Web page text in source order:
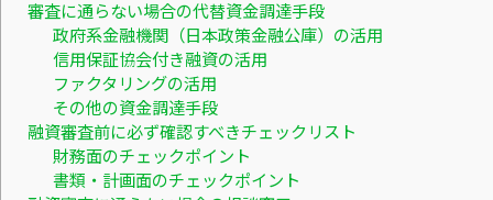
審査に通らない場合の代替資金調達手段
政府系金融機関（日本政策金融公庫）の活用
信用保証協会付き融資の活用
ファクタリングの活用
その他の資金調達手段
融資審査前に必ず確認すべきチェックリスト
財務面のチェックポイント
書類・計画面のチェックポイント